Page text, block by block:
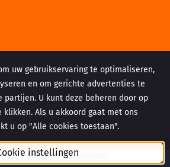
- Btw: NL005260506B55
uw gebruikservaring te optimaliseren,
en om gerichte advertenties te
partijen. U kunt deze beheren door op
Als u akkoord gaat met ons
u op "Alle cookies toestaan".
instellingen